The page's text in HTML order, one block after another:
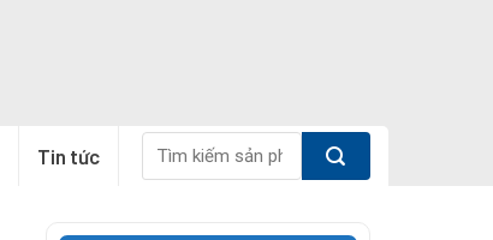
Tin tức
kiếm: